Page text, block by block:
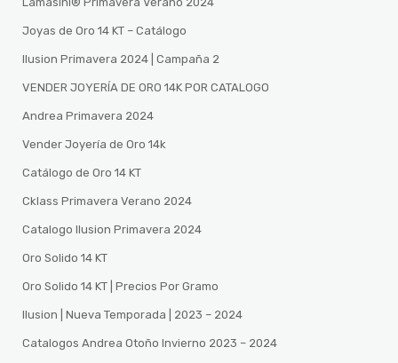
Joyas de Oro 14 KT – Catálogo
Ilusion Primavera 2024 | Campaña 2
VENDER JOYERÍA DE ORO 14K POR CATALOGO
Andrea Primavera 2024
Vender Joyería de Oro 14k
Catálogo de Oro 14 KT
Cklass Primavera Verano 2024
Catalogo Ilusion Primavera 2024
Oro Solido 14 KT
Oro Solido 14 KT | Precios Por Gramo
Ilusion | Nueva Temporada | 2023 – 2024
Catalogos Andrea Otoño Invierno 2023 – 2024